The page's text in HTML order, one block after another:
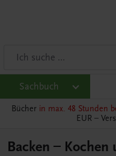
Sachbuch
Bücher in max. 48 Stunden
EUR –
Backen – Kochen